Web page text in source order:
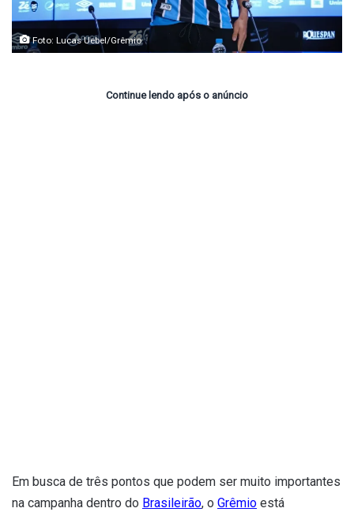
Foto: Lucas Uebel/Grêmio
Continue lendo após o anúncio
Em busca de três pontos que podem ser muito importantes
na campanha dentro do Brasileirão, o Grêmio está